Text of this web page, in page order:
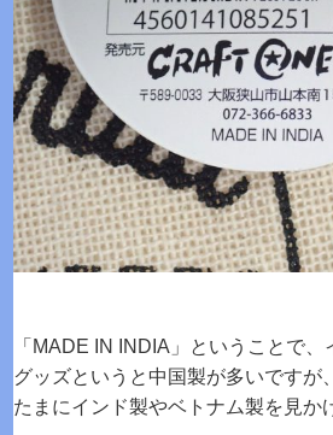
「MADE IN INDIA」ということで
グッズというと中国製が多いですが
たまにインド製やベトナム製を見か